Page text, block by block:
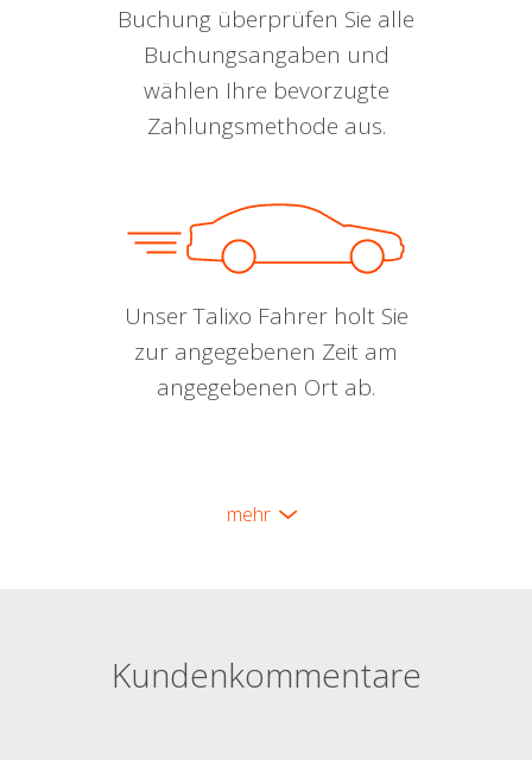
Buchung überprüfen Sie alle
Buchungsangaben und
wählen Ihre bevorzugte
Zahlungsmethode aus.
Unser Talixo Fahrer holt Sie
zur angegebenen Zeit am
angegebenen Ort ab.
mehr
Kundenkommentare